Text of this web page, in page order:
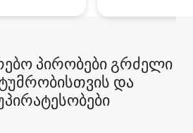
პირობები გრძელი
და